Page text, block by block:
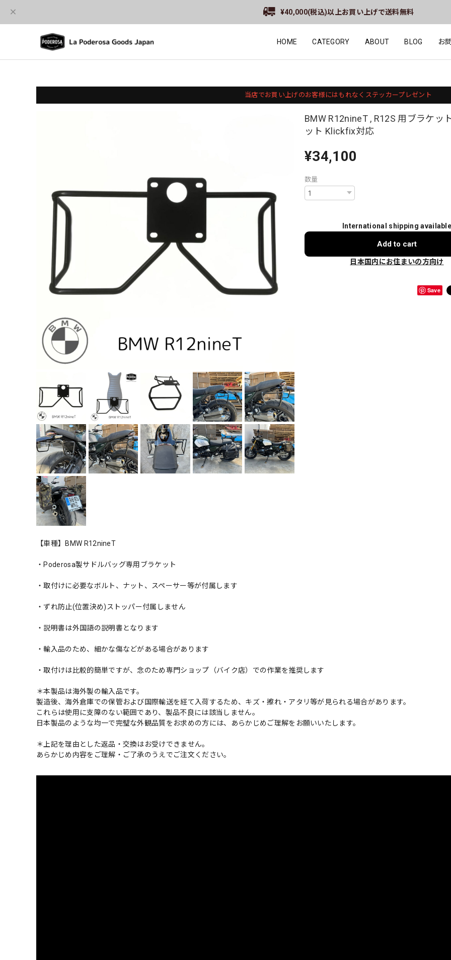
¥40,000(税込)以上お買い上げで送料無料
HOME CATEGORY ABOUT BLOG お
当店でお買い上げのお客様にはもれなくステッカープレゼント
BMW R12nineT , R12S 用ブラケッ
ット Klickfix対応
¥34,100
数量
International shipping
Add to cart
日本国内にお住まいの方向け
Save
【車種】BMW R12nineT
・Poderosa製サドルバッグ専用ブラケット
・取付けに必要なボルト、ナット、スペーサー等が付属します
・ずれ防止(位置決め)ストッパー付属しません
・説明書は外国語の説明書となります
・輸入品のため、細かな傷などがある場合があります
・取付けは比較的簡単ですが、念のため専門ショップ（バイク店）での作業を推奨します
＊本製品は海外製の輸入品です。
製造後、海外倉庫での保管および国際輸送を経て入荷するため、キズ・擦れ・アタリ等が見られる場合があります。
これらは使用に支障のない範囲であり、製品不良には該当しません。
日本製品のような均一で完璧な外観品質をお求めの方には、あらかじめご理解をお願いいたします。
＊上記を理由とした返品・交換はお受けできません。
あらかじめ内容をご理解・ご了承のうえでご注文ください。